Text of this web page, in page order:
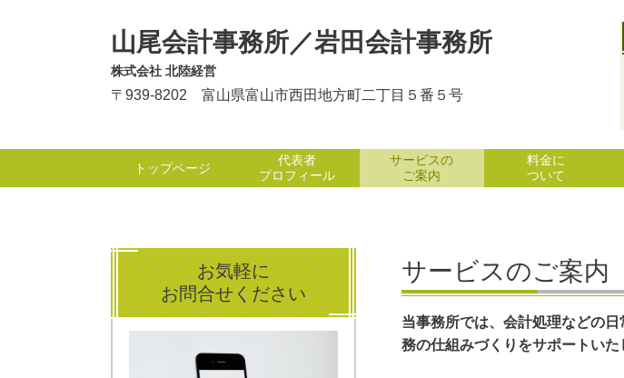
山尾会計事務所／岩田会計事務所
株式会社 北陸経営
〒939-8202 富山県富山市西田地方町二丁目５番５号
トップページ
代表者
プロフィール
サービスの
ご案内
料金に
ついて
サービスのご案内
当事務所では、会計処理などの
務の仕組みづくりをサポートいた
お気軽に
お問合せください